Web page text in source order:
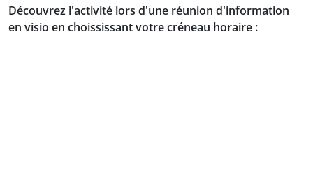
Découvrez l'activité lors d'une réunion d'information
en visio en choississant votre créneau horaire :